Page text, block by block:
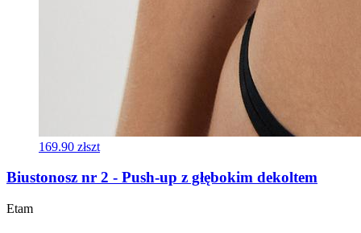
169.90 złszt
Biustonosz nr 2 - Push-up z głębokim dekoltem
Etam